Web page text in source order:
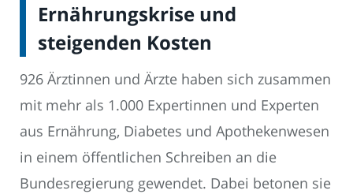
Ernährungskrise und
steigenden Kosten
926 Ärztinnen und Ärzte haben sich zusammen
mit mehr als 1.000 Expertinnen und Experten
aus Ernährung, Diabetes und Apothekenwesen
in einem öffentlichen Schreiben an die
Bundesregierung gewendet. Dabei betonen sie